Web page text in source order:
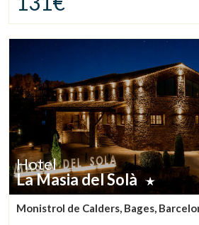
Hotel
La Masia del Solà
Monistrol de Calders, Bages,